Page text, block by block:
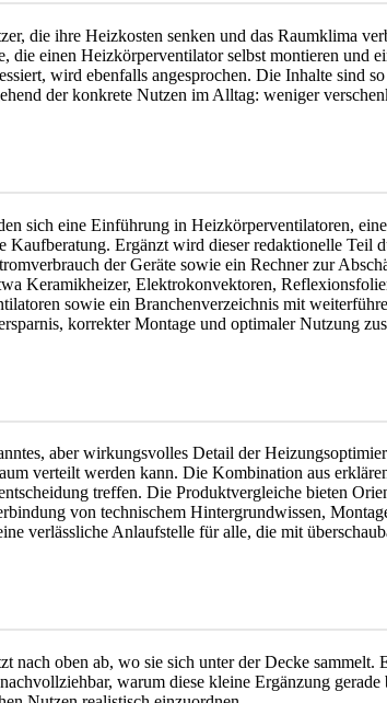
die ihre Heizkosten senken und das Raumklima
die einen Heizkörperventilator selbst montieren
wird ebenfalls angesprochen. Die Inhalte sind
der konkrete Nutzen im Alltag: weniger
sich eine Einführung in Heizkörperventilatoren,
Ergänzt wird dieser redaktionelle
der Geräte sowie ein Rechner zur
Keramikheizer, Elektrokonvektoren,
sowie ein Branchenverzeichnis mit
korrekter Montage und optimaler Nutzung
aber wirkungsvolles Detail der
verteilt werden kann. Die Kombination aus
treffen. Die Produktvergleiche bieten
von technischem Hintergrundwissen,
verlässliche Anlaufstelle für alle, die mit
nach oben ab, wo sie sich unter der Decke
warum diese kleine Ergänzung